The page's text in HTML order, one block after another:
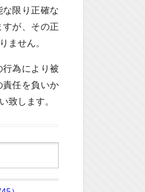
限り正確な
が、その正
ません。
為により被
責任を負いか
致します。